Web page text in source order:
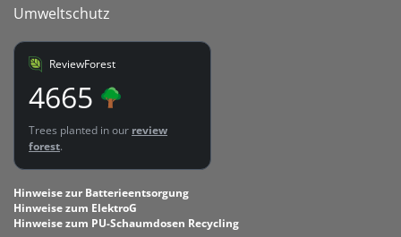
Umweltschutz
ReviewForest
4665
Trees planted in our review
forest.
Hinweise zur Batterieentsorgung
Hinweise zum ElektroG
Hinweise zum PU-Schaumdosen Recycling